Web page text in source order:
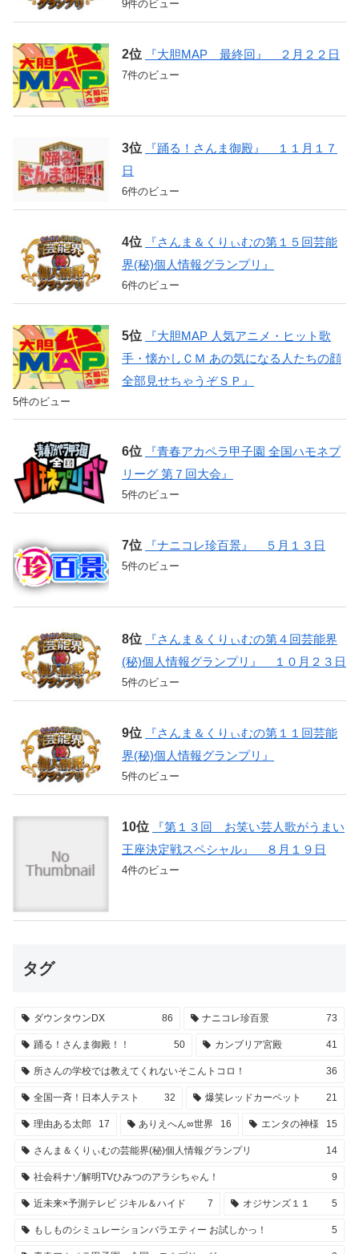
9件のビュー
『大胆MAP 最終回』 ２月２２日
7件のビュー
『踊る！さんま御殿』 １１月１７
日
6件のビュー
『さんま＆くりぃむの第１５回芸能
界(秘)個人情報グランプリ』
6件のビュー
『大胆MAP 人気アニメ・ヒット歌
手・懐かしＣＭ あの気になる人たちの顔
全部見せちゃうぞＳＰ』
5件のビュー
『青春アカペラ甲子園 全国ハモネプ
リーグ 第７回大会』
5件のビュー
『ナニコレ珍百景』 ５月１３日
5件のビュー
『さんま＆くりぃむの第４回芸能界
(秘)個人情報グランプリ』 １０月２３日
5件のビュー
『さんま＆くりぃむの第１１回芸能
界(秘)個人情報グランプリ』
5件のビュー
『第１３回 お笑い芸人歌がうまい
王座決定戦スペシャル』 ８月１９日
4件のビュー
タグ
ダウンタウンDX 86 ナニコレ珍百景 73
踊る！さんま御殿！！ 50 カンブリア宮殿 41
所さんの学校では教えてくれないそこんトコロ！ 36
全国一斉！日本人テスト 32 爆笑レッドカーペット 21
理由ある太郎 17 ありえへん∞世界 16 エンタの神様 15
さんま＆くりぃむの芸能界(秘)個人情報グランプリ 14
社会科ナゾ解明TVひみつのアラシちゃん！ 9
近未来×予測テレビ ジキル＆ハイド 7 オジサンズ１１ 5
もしものシミュレーションバラエティー お試しかっ！ 5